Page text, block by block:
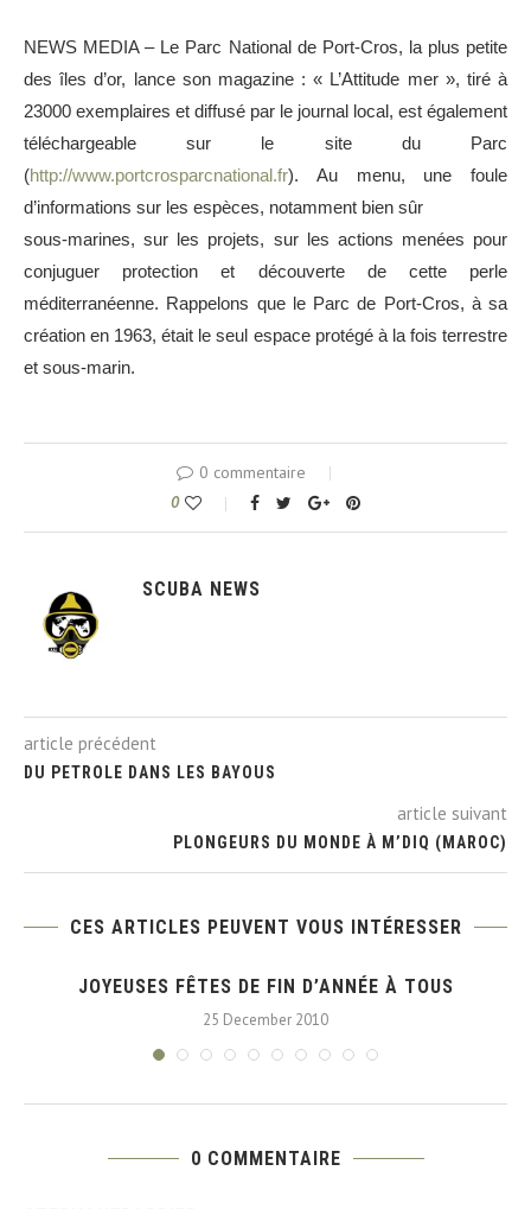
NEWS MEDIA – Le Parc National de Port-Cros, la plus petite
des îles d’or, lance son magazine : « L’Attitude mer », tiré à
23000 exemplaires et diffusé par le journal local, est également
téléchargeable sur le site du Parc
(http://www.portcrosparcnational.fr). Au menu, une foule
d’informations sur les espèces, notamment bien sûr
sous-marines, sur les projets, sur les actions menées pour
conjuguer protection et découverte de cette perle
méditerranéenne. Rappelons que le Parc de Port-Cros, à sa
création en 1963, était le seul espace protégé à la fois terrestre
et sous-marin.
0 commentaire
0
SCUBA NEWS
article précédent
DU PETROLE DANS LES BAYOUS
article suivant
PLONGEURS DU MONDE À M’DIQ (MAROC)
CES ARTICLES PEUVENT VOUS INTÉRESSER
JOYEUSES FÊTES DE FIN D’ANNÉE À TOUS
25 December 2010
0 COMMENTAIRE